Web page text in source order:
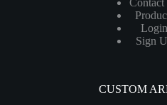
Login
Sign
CUSTOM